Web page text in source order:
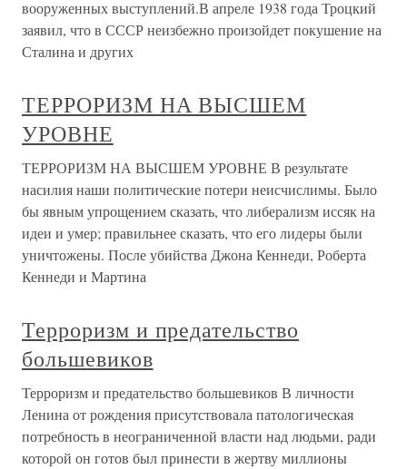
вооруженных выступлений.В апреле 1938 года Троцкий
заявил, что в СССР неизбежно произойдет покушение на
Сталина и других
ТЕРРОРИЗМ НА ВЫСШЕМ
УРОВНЕ
ТЕРРОРИЗМ НА ВЫСШЕМ УРОВНЕ В результате
насилия наши политические потери неисчислимы. Было
бы явным упрощением сказать, что либерализм иссяк на
идеи и умер; правильнее сказать, что его лидеры были
уничтожены. После убийства Джона Кеннеди, Роберта
Кеннеди и Мартина
Терроризм и предательство
большевиков
Терроризм и предательство большевиков В личности
Ленина от рождения присутствовала патологическая
потребность в неограниченной власти над людьми, ради
которой он готов был принести в жертву миллионы